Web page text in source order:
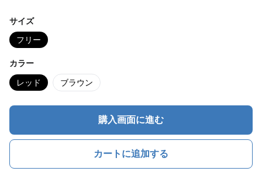
サイズ
フリー
カラー
レッド ブラウン
購入画面に進む
カートに追加する